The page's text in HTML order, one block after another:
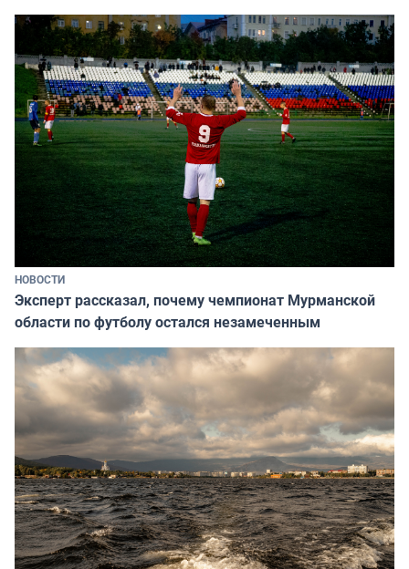
НОВОСТИ
Эксперт рассказал, почему чемпионат Мурманской
области по футболу остался незамеченным